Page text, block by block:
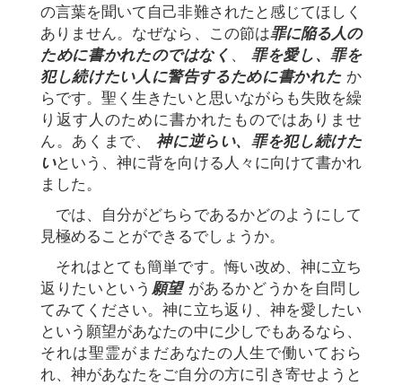
の言葉を聞いて自己非難されたと感じてほしく
ありません。なぜなら、この節は罪に陥る人の
ために書かれたのではなく 、罪を愛し、罪を
犯し続けたい人に警告するために書かれたか
らです。聖く生きたいと思いながらも失敗を繰
り返す人のために書かれたものではありませ
ん。あくまで、神に逆らい、罪を犯し続けた
いという、神に背を向ける人々に向けて書かれ
ました。
では、自分がどちらであるかどのようにして
見極めることができるでしょうか。
それはとても簡単です。悔い改め、神に立ち
返りたいという 願望があるかどうかを自問し
てみてください。神に立ち返り、神を愛したい
という願望があなたの中に少しでもあるなら、
それは聖霊がまだあなたの人生で働いておら
れ、神があなたをご自分の方に引き寄せようと